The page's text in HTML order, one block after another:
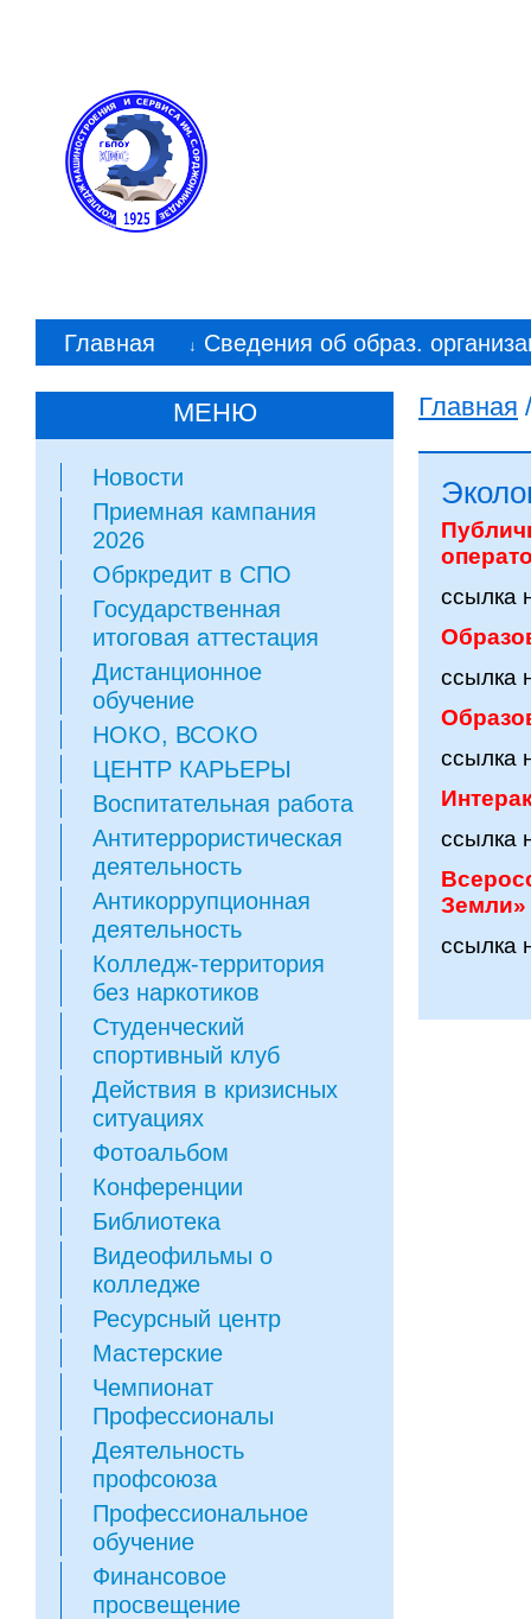
Главная ↓ Сведения об образ.
МЕНЮ
Новости
Приемная кампания
2026
Обркредит в СПО
Государственная
итоговая аттестация
Дистанционное
обучение
НОКО, ВСОКО
ЦЕНТР КАРЬЕРЫ
Воспитательная работа
Антитеррористическая
деятельность
Антикоррупционная
деятельность
Колледж-территория
без наркотиков
Студенческий
спортивный клуб
Действия в кризисных
ситуациях
Фотоальбом
Конференции
Библиотека
Видеофильмы о
колледже
Ресурсный центр
Мастерские
Чемпионат
Профессионалы
Деятельность
профсоюза
Профессиональное
обучение
Финансовое
просвещение
Главная /
ссылка
ссылка
ссылка
ссылка
Земли»
ссылка